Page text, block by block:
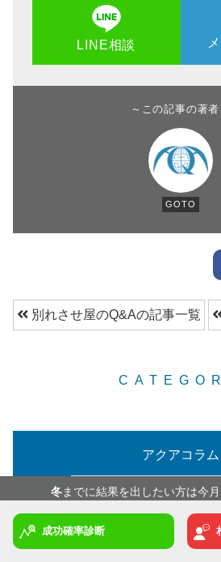
LINE相談
～この記事の著者
GOTO
別れさせ屋のQ&Aの記事一覧
アクアコラム
実録現場レポ
メディア掲載
名の方にご相
冬 までに結果を出したい方は今
成功確率診断